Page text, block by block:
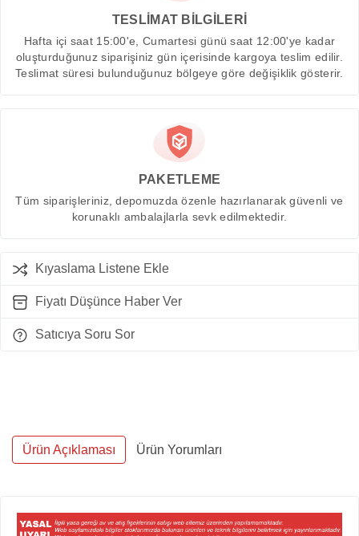
TESLİMAT BİLGİLERİ
Hafta içi saat 15:00'e, Cumartesi günü saat 12:00'ye kadar
oluşturduğunuz siparişiniz gün içerisinde kargoya teslim edilir.
Teslimat süresi bulunduğunuz bölgeye göre değişiklik gösterir.
PAKETLEME
Tüm siparişleriniz, depomuzda özenle hazırlanarak güvenli ve
korunaklı ambalajlarla sevk edilmektedir.
Kıyaslama Listene Ekle
Fiyatı Düşünce Haber Ver
Satıcıya Soru Sor
Ürün Açıklaması Ürün Yorumları